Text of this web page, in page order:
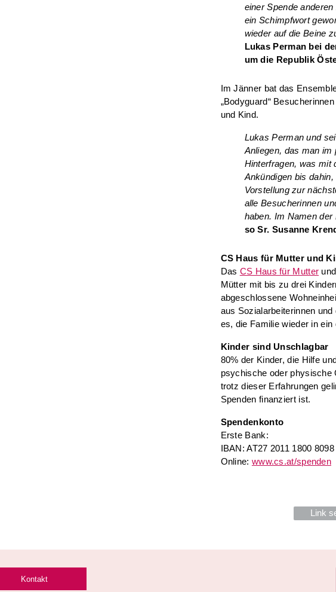
einer Spende
ein Schimpfwort
wieder auf die Beine
Lukas Perman bei
um die Republik
Im Jänner bat das
„Bodyguard“
und Kind.
Lukas Perman und
Anliegen, das man im
Hinterfragen, was mit
Ankündigen bis
Vorstellung zur
alle Besucherinnen
haben. Im Namen
so Sr. Susanne
CS Haus für Mutter und
Das CS Haus für Mutter
Mütter mit bis zu drei
abgeschlossene
aus Sozialarbeiterinnen
es, die Familie wieder in
Kinder sind Unschlagbar
80% der Kinder, die Hilfe
psychische oder physische
trotz dieser Erfahrungen
Spenden finanziert ist.
Spendenkonto
Erste Bank:
IBAN: AT27 2011 1800
Online: www.cs.at/spenden
Link
Kontakt